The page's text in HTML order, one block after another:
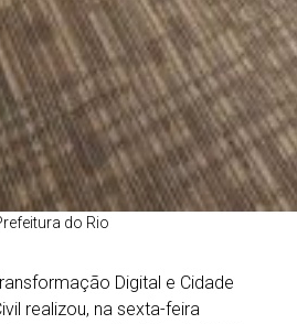
do Rio
Digital e Cidade
realizou, na sexta-feira